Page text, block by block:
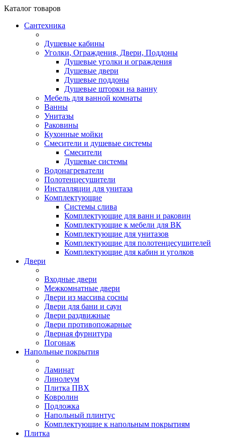
Каталог товаров
Сантехника
Душевые кабины
Уголки, Ограждения, Двери, Поддоны
Душевые уголки и ограждения
Душевые двери
Душевые поддоны
Душевые шторки на ванну
Мебель для ванной комнаты
Ванны
Унитазы
Раковины
Кухонные мойки
Смесители и душевые системы
Смесители
Душевые системы
Водонагреватели
Полотенцесушители
Инсталляции для унитаза
Комплектующие
Системы слива
Комплектующие для ванн и раковин
Комплектующие к мебели для ВК
Комплектующие для унитазов
Комплектующие для полотенцесушителей
Комплектующие для кабин и уголков
Двери
Входные двери
Межкомнатные двери
Двери из массива сосны
Двери для бани и саун
Двери раздвижные
Двери противопожарные
Дверная фурнитура
Погонаж
Напольные покрытия
Ламинат
Линолеум
Плитка ПВХ
Ковролин
Подложка
Напольный плинтус
Комплектующие к напольным покрытиям
Плитка